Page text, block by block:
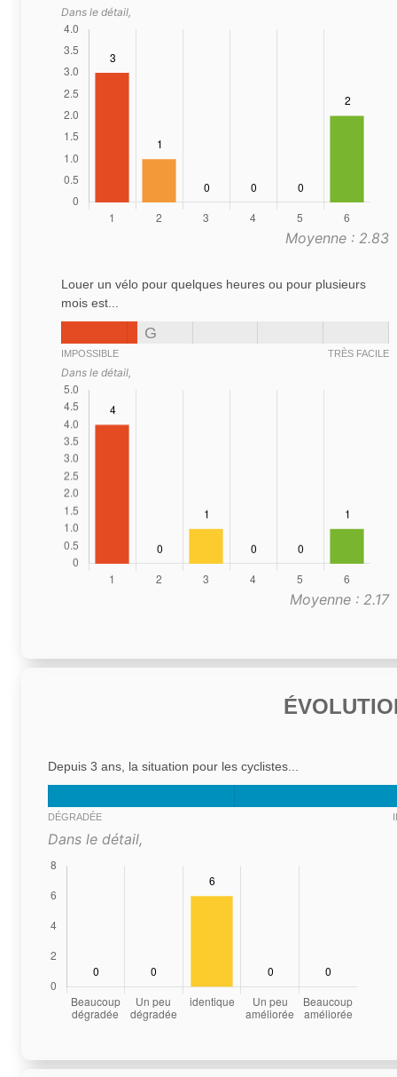
Dans le détail,
Moyenne : 2.83
Louer un vélo pour quelques heures ou pour plusieurs
mois est...
G
IMPOSSIBLE TRÈS FACILE
Dans le détail,
Moyenne : 2.17
Depuis 3 ans, la situation pour les cyclistes...
DÉGRADÉE
Dans le détail,